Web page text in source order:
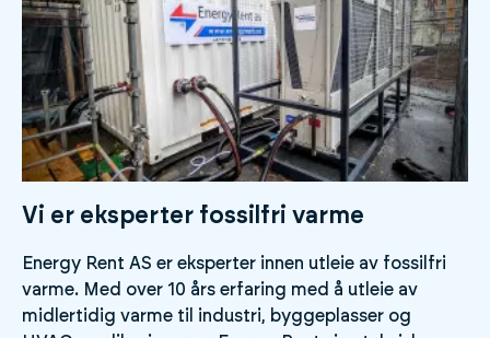
Vi er eksperter fossilfri varme
Energy Rent AS er eksperter innen utleie av fossilfri
varme. Med over 10 års erfaring med å utleie av
midlertidig varme til industri, byggeplasser og